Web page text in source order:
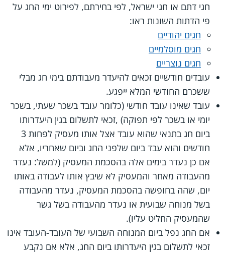
חגי דתם או חגי ישראל, לפי בחירתם, לפירוט ימי החג על
פי הדתות השונות ראו:
חגים יהודיים
חגים מוסלמיים
חגים נוצריים
עובדים חודשיים זכאים להיעדר מעבודתם בימי חג מבלי
ששכרם החודשי המלא ייפגע.
עובד שאינו עובד חודשי (כלומר עובד בשכר שעתי, בשכר
יומי או בשכר לפי תפוקה) ,זכאי לתשלום בגין היעדרותו
ביום חג בתנאי שהוא עובד אצל אותו מעסיק לפחות 3
חודשים והוא עבד ביום שלפני החג וביום שאחריו, אלא
אם כן נעדר בימים אלה בהסכמת המעסיק (למשל: נעדר
מהעבודה מאחר והמעסיק לא שיבץ אותו לעבודה באותו
יום, שהה בחופשה בהסכמת המעסיק, נעדר מהעבודה
בשל מנוחה שבועית או נעדר מהעבודה בשל גשר
שהמעסיק החליט עליו).
אם החג נפל ביום המנוחה השבועי של העובד-העובד אינו
זכאי לתשלום בגין היעדרותו ביום החג, אלא אם נקבע